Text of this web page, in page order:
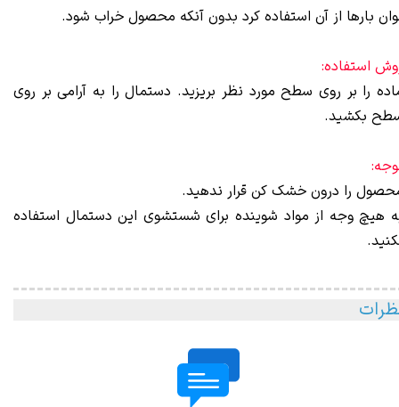
بارها از آن استفاده کرد بدون آنکه محصول خراب شود.
استفاده:
را بر روی سطح مورد نظر بریزید. دستمال را به آرامی بر روی
بکشید.
را درون خشک ‌کن قرار ندهید.
هیچ وجه از مواد شوینده برای شستشوی این دستمال استفاده